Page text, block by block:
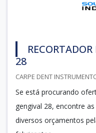
28
CARPE DENT
Se está procurando
gengival 28, encontre
diversos orçamentos